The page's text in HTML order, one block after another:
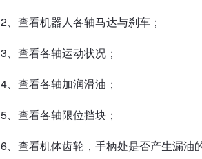
2、查看机器人各轴马达与刹车；
3、查看各轴运动状况；
4、查看各轴加润滑油；
5、查看各轴限位挡块；
6、查看机体齿轮，手柄处是否产生漏油